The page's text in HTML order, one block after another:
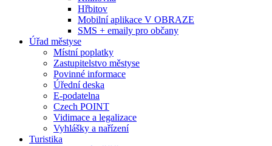
Hřbitov
Mobilní aplikace V OBRAZE
SMS + emaily pro občany
Úřad městyse
Místní poplatky
Zastupitelstvo městyse
Povinné informace
Úřední deska
E-podatelna
Czech POINT
Vidimace a legalizace
Vyhlášky a nařízení
Turistika